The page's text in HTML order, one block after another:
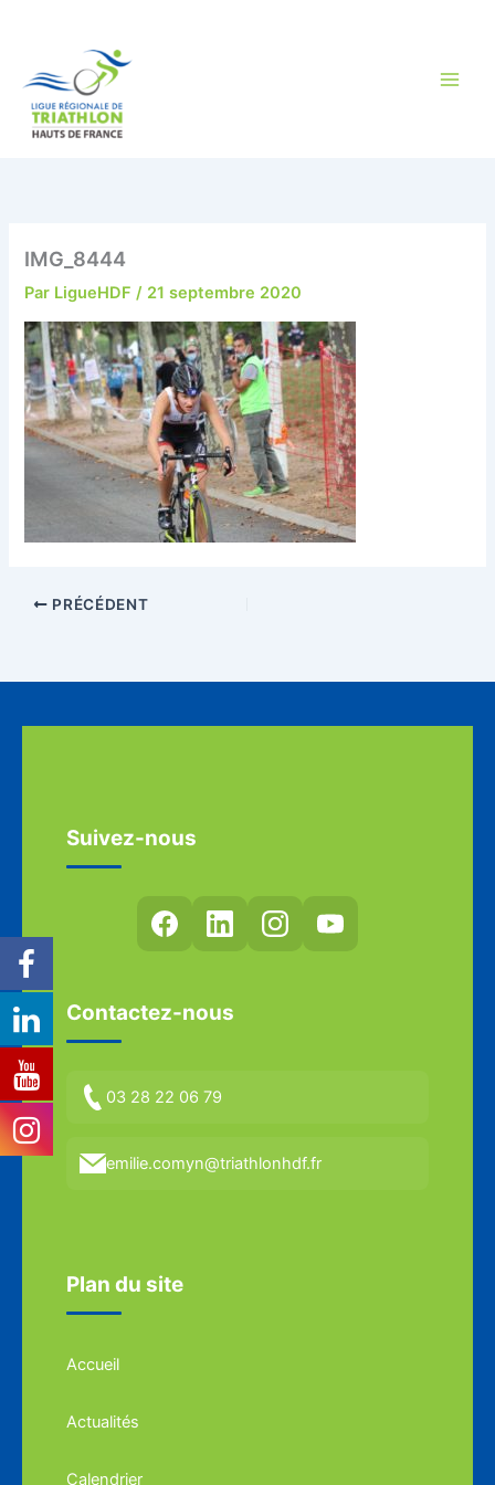
IMG_8444
Par LigueHDF/ 21 septembre 2020
PRÉCÉDENT
Suivez-nous
Contactez-nous
03 28 22 06 79
emilie.comyn@triathlonhdf.fr
Plan du site
Accueil
Actualités
Calendrier